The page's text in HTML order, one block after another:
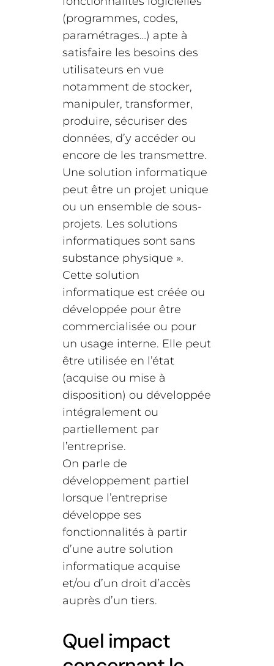
(programmes, codes,
paramétrages…) apte à
satisfaire les besoins des
utilisateurs en vue
notamment de stocker,
manipuler, transformer,
produire, sécuriser des
données, d’y accéder ou
encore de les transmettre.
Une solution informatique
peut être un projet unique
ou un ensemble de sous-
projets. Les solutions
informatiques sont sans
substance physique ».
Cette solution
informatique est créée ou
développée pour être
commercialisée ou pour
un usage interne. Elle peut
être utilisée en l’état
(acquise ou mise à
disposition) ou développée
intégralement ou
partiellement par
l’entreprise.
On parle de
développement partiel
lorsque l’entreprise
développe ses
fonctionnalités à partir
d’une autre solution
informatique acquise
et/ou d’un droit d’accès
auprès d’un tiers.
Quel impact